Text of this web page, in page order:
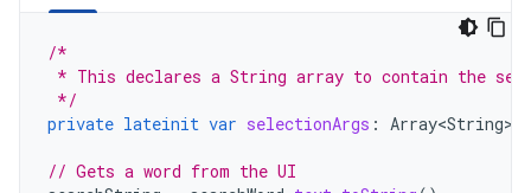
/*
* This declares a String array to contain the
*/
private lateinit var selectionArgs : Array<String>
// Gets a word from the UI